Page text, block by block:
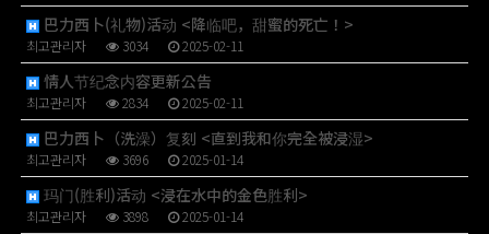
巴力西卜(礼物)活动 <降临吧，甜蜜的死亡！>
최고관리자 3034 2025-02-11
情人节纪念内容更新公告
최고관리자 2834 2025-02-11
巴力西卜（洗澡）复刻 <直到我和你完全被浸湿>
최고관리자 3696 2025-01-14
玛门(胜利)活动 <浸在水中的金色胜利>
최고관리자 3898 2025-01-14